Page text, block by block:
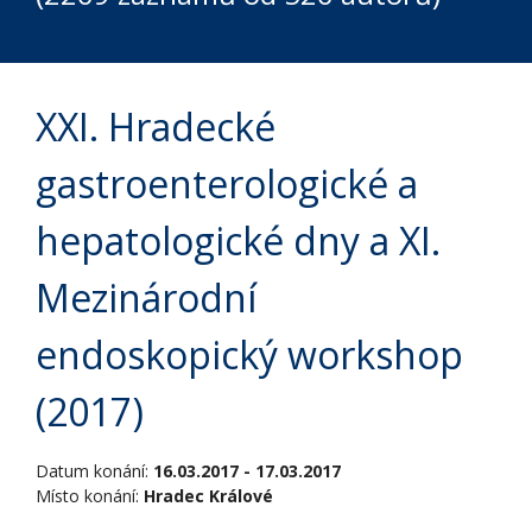
XXI. Hradecké
gastroenterologické a
hepatologické dny a XI.
Mezinárodní
endoskopický workshop
(2017)
Datum konání: 16.03.2017 - 17.03.2017
Místo konání: Hradec Králové